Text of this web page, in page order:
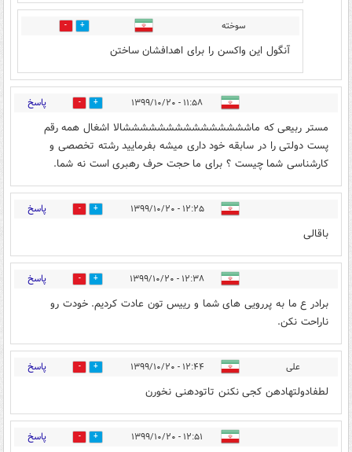
سوخته 4
آنگول این واکسن را برای اهدافشان ساختن
۱۱:۵۸ - ۱۳۹۹/۱۰/۲۰ 11 پاسخ
مستر ربیعی که ماشششششششششششششششالا اشغال همه رقم
پست دولتی را در سابقه خود داری میشه بفرمایید رشته تخصصی و
کارشناسی شما چیست ؟ برای ما حجت حرف رهبری است نه شما.
۱۲:۲۵ - ۱۳۹۹/۱۰/۲۰ 8 پاسخ
باقالی
۱۲:۳۸ - ۱۳۹۹/۱۰/۲۰ 10 پاسخ
برادر ع ما به پررویی های شما و رییس تون عادت کردیم. خودت رو
ناراحت نکن.
علی ۱۲:۴۴ - ۱۳۹۹/۱۰/۲۰ 9 پاسخ
لطفادولتهادهن کجی نکنن تاتودهنی نخورن
۱۲:۵۱ - ۱۳۹۹/۱۰/۲۰ 10 پاسخ